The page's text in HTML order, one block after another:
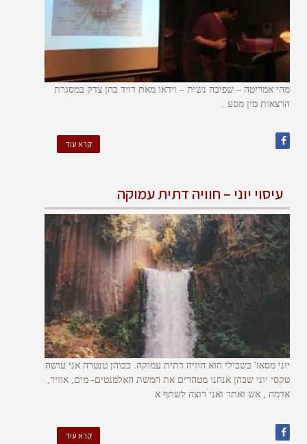
מהי אמריטה – שפיכה נשית – וידאו מאת דויד כהן צדק במסגרת
הרצאות מין מסע .
קרא עוד
עיסוי יוני – חוויה דתית עמוקה
יוני מסאז' בשבילי הוא חוויה דתית עמוקה. ככוהן טנטרה אני עושה
טקסי יוני שבהן אנחנו מטהרים את חמשת האלמנטים- מים, אוויר,
אדמה , אש ואתר ואני רוצה לשתף א
קרא עוד